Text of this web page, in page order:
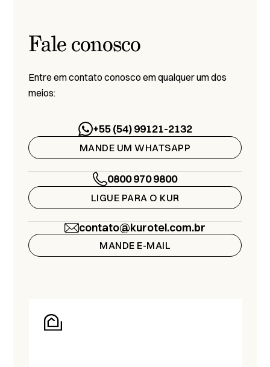
Fale conosco
Entre em contato conosco em qualquer um dos
meios:
+55 (54) 99121-2132
MANDE UM WHATSAPP
0800 970 9800
LIGUE PARA O KUR
contato@kurotel.com.br
MANDE E-MAIL